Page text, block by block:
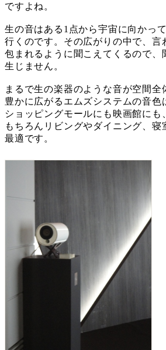
ですよね。
生の音はある1点から宇宙に向かっ
行くのです。その広がりの中で、言
包まれるように聞こえてくるので、
生じません。
まるで生の楽器のような音が空間全
豊かに広がるエムズシステムの音色
ショッピングモールにも映画館にも
もちろんリビングやダイニング、寝
最適です。